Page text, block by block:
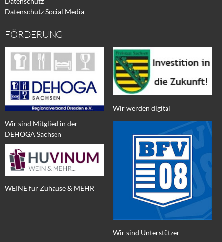
Datenschutz Social Media
FÖRDERUNG
Wir sind Mitglied in der
DEHOGA Sachsen
WEINE für Zuhause & MEHR
Wir werden digital
Wir sind Unterstützer